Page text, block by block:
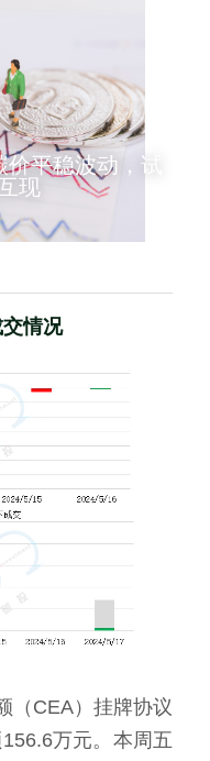
平稳波动，试
现
情况
（CEA）挂牌协议
万元。本周五